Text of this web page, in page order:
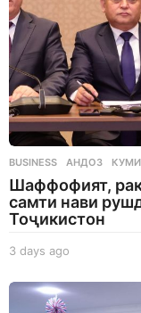
BUSINESS АНДОЗ ,
Шаффофият,
самти нави
Тоҷикистон
3 days ago
a